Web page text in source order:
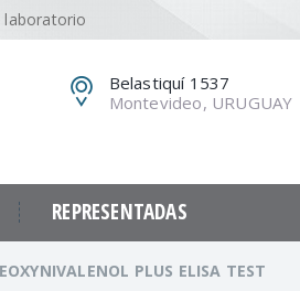
laboratorio
Belastiquí 1537
Montevideo, URUGUAY
REPRESENTADAS
PLUS ELISA TEST